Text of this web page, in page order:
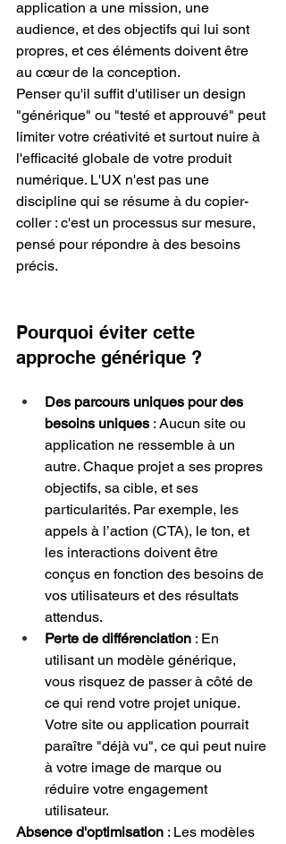
application a une mission, une
audience, et des objectifs qui lui sont
propres, et ces éléments doivent être
au cœur de la conception.
Penser qu'il suffit d'utiliser un design
"générique" ou "testé et approuvé" peut
limiter votre créativité et surtout nuire à
l'efficacité globale de votre produit
numérique. L'UX n'est pas une
discipline qui se résume à du copier-
coller : c'est un processus sur mesure,
pensé pour répondre à des besoins
précis.
Pourquoi éviter cette
approche générique ?
Des parcours uniques pour des
besoins uniques : Aucun site ou
application ne ressemble à un
autre. Chaque projet a ses propres
objectifs, sa cible, et ses
particularités. Par exemple, les
appels à l’action (CTA), le ton, et
les interactions doivent être
conçus en fonction des besoins de
vos utilisateurs et des résultats
attendus.
Perte de différenciation : En
utilisant un modèle générique,
vous risquez de passer à côté de
ce qui rend votre projet unique.
Votre site ou application pourrait
paraître "déjà vu", ce qui peut nuire
à votre image de marque ou
réduire votre engagement
utilisateur.
Absence d'optimisation : Les modèles